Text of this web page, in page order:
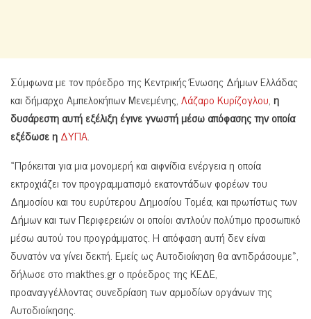
Σύμφωνα με τον πρόεδρο της Κεντρικής Ένωσης Δήμων Ελλάδας
και δήμαρχο Αμπελοκήπων Μενεμένης,Λάζαρο Κυρίζογλου, η
δυσάρεστη αυτή εξέλιξη έγινε γνωστή μέσω απόφασης την οποία
εξέδωσε ηΔΥΠΑ.
«Πρόκειται για μια μονομερή και αιφνίδια ενέργεια η οποία
εκτροχιάζει τον προγραμματισμό εκατοντάδων φορέων του
Δημοσίου και του ευρύτερου Δημοσίου Τομέα, και πρωτίστως των
Δήμων και των Περιφερειών οι οποίοι αντλούν πολύτιμο προσωπικό
μέσω αυτού του προγράμματος. Η απόφαση αυτή δεν είναι
δυνατόν να γίνει δεκτή. Εμείς ως Αυτοδιοίκηση θα αντιδράσουμε»,
δήλωσε στο makthes.gr ο πρόεδρος της ΚΕΔΕ,
προαναγγέλλοντας συνεδρίαση των αρμοδίων οργάνων της
Αυτοδιοίκησης.